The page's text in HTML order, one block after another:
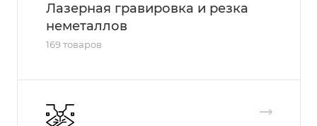
Лазерная гравировка и резка
неметаллов
169 товаров